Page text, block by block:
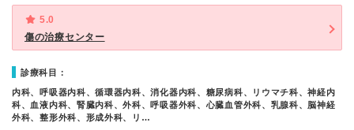
5.0
傷の治療センター
診療科目：
内科、呼吸器内科、循環器内科、消化器内科、糖尿病科、リウマチ科、神経内
科、血液内科、腎臓内科、外科、呼吸器外科、心臓血管外科、乳腺科、脳神経
外科、整形外科、形成外科、リ…